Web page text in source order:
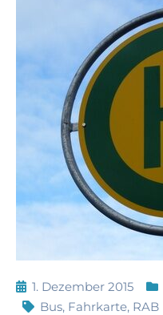
1. Dezember 2015
Bus, Fahrkarte, RAB